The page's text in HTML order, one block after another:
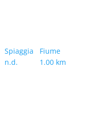
Spiaggia
n.d.
Fiume
1.00 km